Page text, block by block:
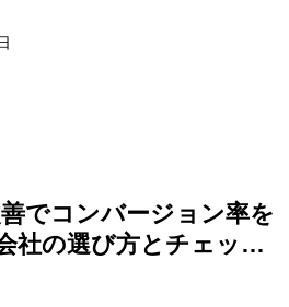
でコンバージョン率を
社の選び方とチェック